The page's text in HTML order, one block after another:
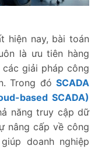
hiện nay, bài toán
là ưu tiên hàng
giải pháp công
Trong đó SCADA
based SCADA)
năng truy cập dữ
nâng cấp về công
doanh nghiệp